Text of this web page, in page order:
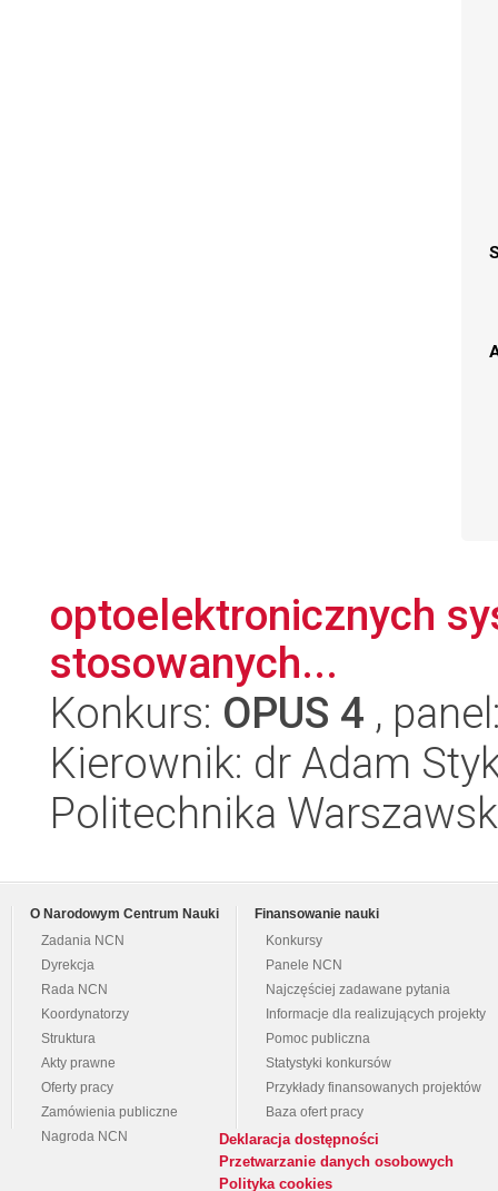
optoelektronicznych
stosowanych...
Konkurs: OPUS 4 ,
Kierownik: dr Adam
Politechnika
O Narodowym Centrum Nauki
Zadania NCN
Dyrekcja
Rada NCN
Koordynatorzy
Struktura
Akty prawne
Oferty pracy
Zamówienia publiczne
Nagroda NCN
Finansowanie nauki
Konkursy
Panele NCN
Najczęściej zadawane pytania
Informacje dla realizujących projekty
Pomoc publiczna
Statystyki konkursów
Przykłady finansowanych projektów
Baza ofert pracy
Deklaracja dostępności
Przetwarzanie danych osobowych
Polityka cookies